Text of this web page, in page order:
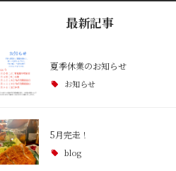
最新記事
夏季休業のお知らせ
お知らせ
5月完走！
blog